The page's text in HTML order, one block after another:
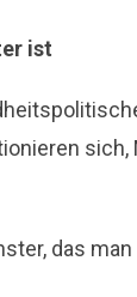
ist
sich,
das